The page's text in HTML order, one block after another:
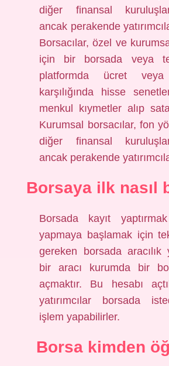
diğer finansal
ancak perakende
Borsacılar, özel ve
için bir borsada veya
platformda ücret veya
karşılığında hisse
menkul kıymetler alıp
Kurumsal borsacılar, fon
diğer finansal
ancak perakende
Borsaya ilk nasıl
Borsada kayıt
yapmaya başlamak için
gereken borsada aracılık
bir aracı kurumda bir
açmaktır. Bu hesabı
yatırımcılar borsada
işlem yapabilirler.
Borsa kimden